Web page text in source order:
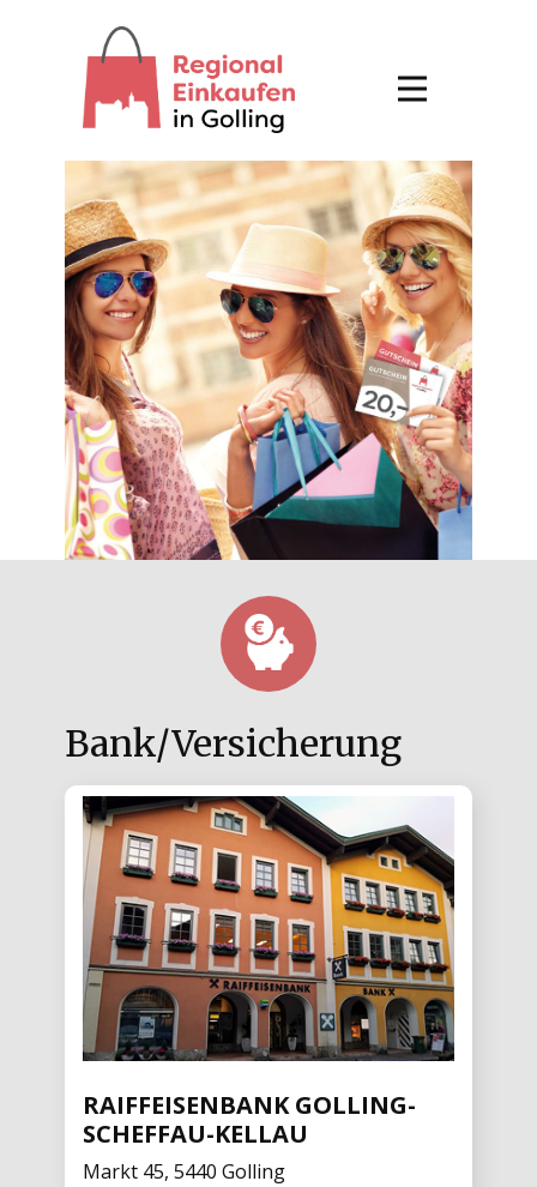
Bank/Versicherung
RAIFFEISENBANK GOLLING-
SCHEFFAU-KELLAU
Markt 45, 5440 Golling